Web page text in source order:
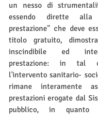
un nesso di
essendo dirette alla
prestazione" che deve
titolo gratuito,
inscindibile ed
prestazione: in tal
l'intervento sanitario-
rimane interamente
prestazioni erogate dal
pubblico, in quanto